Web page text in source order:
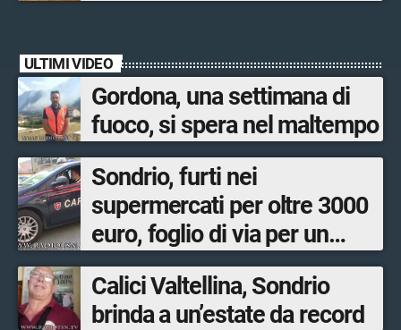
ULTIMI VIDEO
Gordona, una settimana di
fuoco, si spera nel maltempo
Sondrio, furti nei
supermercati per oltre 3000
euro, foglio di via per un
ventinovenne
Calici Valtellina, Sondrio
brinda a un’estate da record